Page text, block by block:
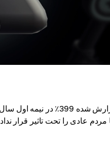
مردم عادی را تحت تاثیر قرار